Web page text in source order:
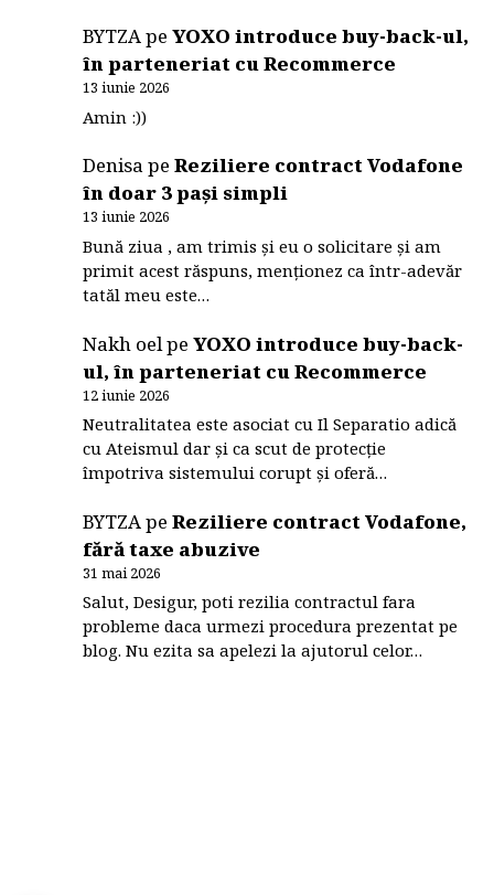
BYTZApeYOXO introduce buy-back-ul,
în parteneriat cu Recommerce
13 iunie 2026
Amin :))
DenisapeReziliere contract Vodafone
în doar 3 pași simpli
13 iunie 2026
Bună ziua , am trimis și eu o solicitare și am
primit acest răspuns, menționez ca într-adevăr
tatăl meu este…
Nakh oelpeYOXO introduce buy-back-
ul, în parteneriat cu Recommerce
12 iunie 2026
Neutralitatea este asociat cu Il Separatio adică
cu Ateismul dar și ca scut de protecție
împotriva sistemului corupt și oferă…
BYTZApeReziliere contract Vodafone,
fără taxe abuzive
31 mai 2026
Salut, Desigur, poti rezilia contractul fara
probleme daca urmezi procedura prezentat pe
blog. Nu ezita sa apelezi la ajutorul celor…